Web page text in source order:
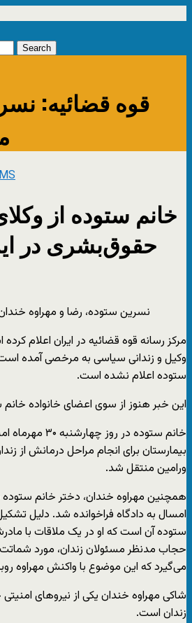
قوه قضائیه:
خانم ستوده از
حقوق‌بشری در
نسرین ستوده، رضا و مهراوه
مرکز رسانه قوه قضائیه در ایران اعلام
وکیل و زندانی سیاسی به مرخصی آمده
ستوده اعلام نشده است.
این خبر هنوز از سوی اعضای خانواده
خانم ستوده در روز
بیمارستان برای انجام مراحل درمانش از
ورامین منتقل شد.
همچنین مهراوه خندان، دختر خانم ستوده
امسال به دادگاه فراخوانده شد. دلیل
ستوده آن است که او در یک ملاقات با
حجاب مدنظر مسئولان زندان، مورد شماتت
می‌گیرد که این موضوع با واکنش مهراوه
شاکی مهراوه خندان یکی از نیروهای
زندان است.